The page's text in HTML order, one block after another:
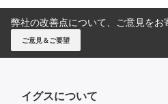
弊社の改善点について、ご意見をお
ご意見＆ご要望
イグスについて